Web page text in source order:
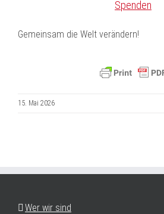
Spenden
Gemeinsam die Welt verändern!
15. Mai 2026
Wer wir sind